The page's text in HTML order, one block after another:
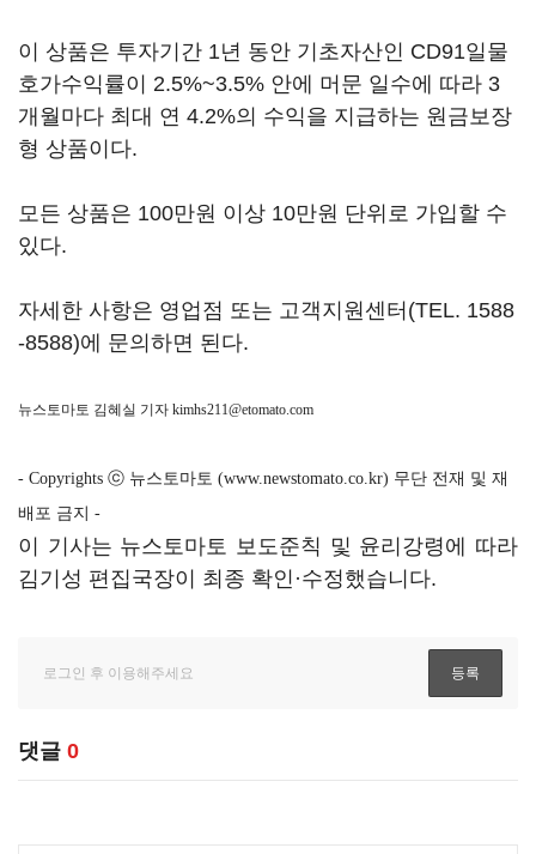
이 상품은 투자기간 1년 동안 기초자산인 CD91일물
호가수익률이 2.5%~3.5% 안에 머문 일수에 따라 3
개월마다 최대 연 4.2%의 수익을 지급하는 원금보장
형 상품이다.
모든 상품은 100만원 이상 10만원 단위로 가입할 수
있다.
자세한 사항은 영업점 또는 고객지원센터(TEL. 1588
-8588)에 문의하면 된다.
뉴스토마토 김혜실 기자 kimhs211@etomato.com
- Copyrights ⓒ 뉴스토마토 (www.newstomato.co.kr) 무단 전재 및 재
배포 금지 -
이 기사는 뉴스토마토 보도준칙 및 윤리강령에 따라
김기성 편집국장이 최종 확인·수정했습니다.
댓글 0